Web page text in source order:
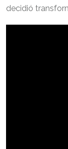
decidió